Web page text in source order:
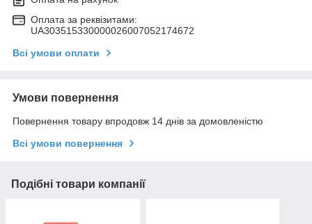
Оплата за реквізитами:
UA303515330000026007052174672
Всі умови оплати
Умови повернення
Повернення товару впродовж 14 днів за домовленістю
Всі умови повернення
Подібні товари компанії